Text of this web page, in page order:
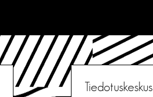
Tiedotuskeskus